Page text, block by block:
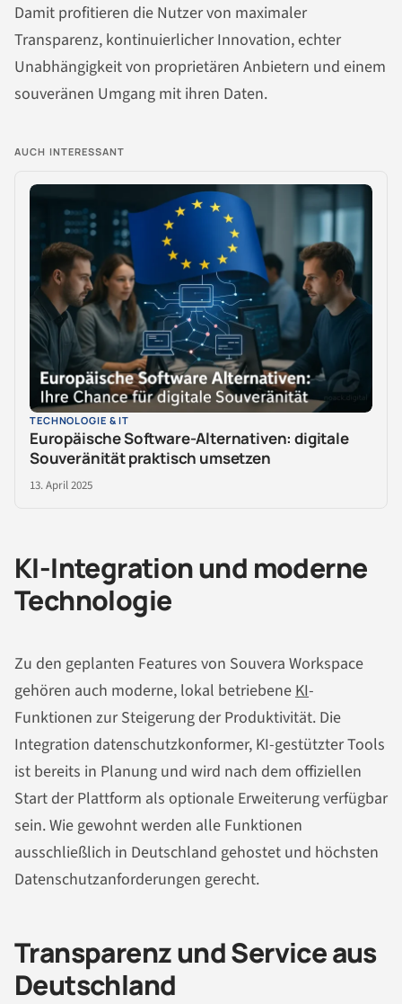
Damit profitieren die Nutzer von maximaler
Transparenz, kontinuierlicher Innovation, echter
Unabhängigkeit von proprietären Anbietern und einem
souveränen Umgang mit ihren Daten.
AUCH INTERESSANT
TECHNOLOGIE & IT
Europäische Software-Alternativen: digitale
Souveränität praktisch umsetzen
13. April 2025
KI-Integration und moderne
Technologie
Zu den geplanten Features von Souvera Workspace
gehören auch moderne, lokal betriebene KI-
Funktionen zur Steigerung der Produktivität. Die
Integration datenschutzkonformer, KI-gestützter Tools
ist bereits in Planung und wird nach dem offiziellen
Start der Plattform als optionale Erweiterung verfügbar
sein. Wie gewohnt werden alle Funktionen
ausschließlich in Deutschland gehostet und höchsten
Datenschutzanforderungen gerecht.
Transparenz und Service aus
Deutschland